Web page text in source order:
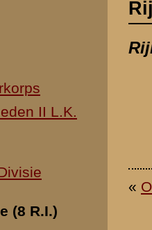
Overige artillerie-